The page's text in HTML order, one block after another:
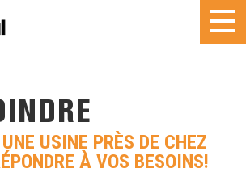
USINE PRÈS DE CHEZ
À VOS BESOINS!